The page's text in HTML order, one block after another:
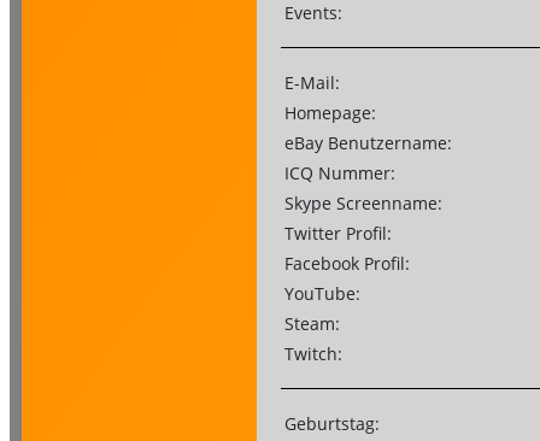
Events:
E-Mail:
Homepage:
eBay Benutzername:
ICQ Nummer:
Skype Screenname:
Twitter Profil:
Facebook Profil:
YouTube:
Steam:
Twitch:
Geburtstag: